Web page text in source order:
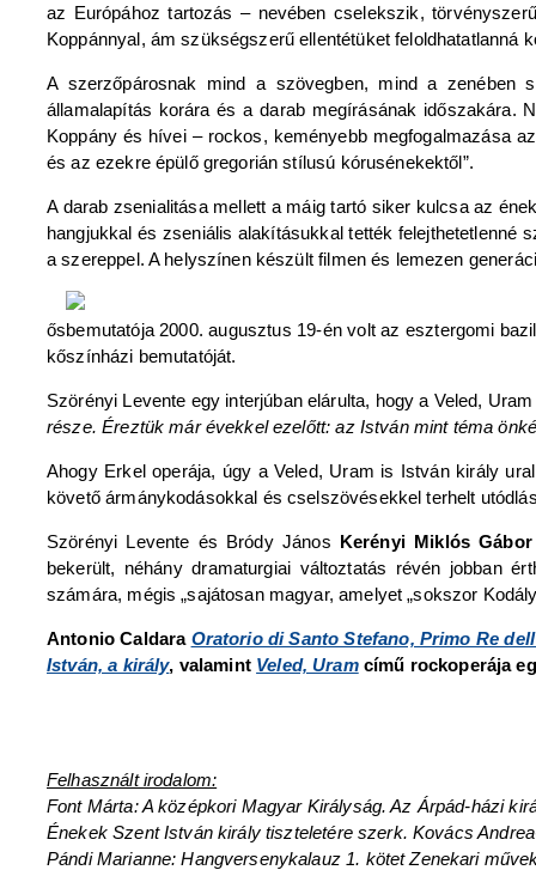
az Európához tartozás – nevében cselekszik,
Koppánnyal, ám szükségszerű ellentétüket feloldhatatlanná
A szerzőpárosnak mind a szövegben, mind a zenében
államalapítás korára és a darab megírásának időszakára.
Koppány és hívei – rockos, keményebb megfogalmazása
és az ezekre épülő gregorián stílusú kórusénekektől”.
A darab zsenialitása mellett a máig tartó siker kulcsa az
hangjukkal és zseniális alakításukkal tették felejthetetlenné
a szereppel. A helyszínen készült filmen és lemezen
ősbemutatója 2000. augusztus 19-én volt az esztergomi
kőszínházi bemutatóját.
Szörényi Levente egy interjúban elárulta, hogy a Veled, Uram
része. Éreztük már évekkel ezelőtt: az István mint téma
Ahogy Erkel operája, úgy a Veled, Uram is István király
követő ármánykodásokkal és cselszövésekkel terhelt
Szörényi Levente és Bródy János Kerényi Miklós Gábor
bekerült, néhány dramaturgiai változtatás révén jobban
számára, mégis „sajátosan magyar, amelyet „sokszor
Antonio Caldara Oratorio di Santo Stefano, Primo Re
István, a király, valamint Veled, Uramcímű rockoperája
Felhasznált irodalom:
Font Márta: A középkori Magyar Királyság. Az Árpád-házi
Énekek Szent István király tiszteletére szerk. Kovács
Pándi Marianne: Hangversenykalauz 1. kötet Zenekari